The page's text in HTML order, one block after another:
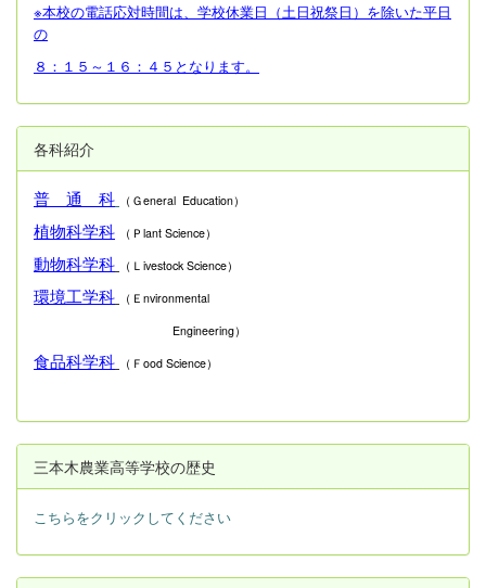
※本校の電話応対時間は、学校休業日（土日祝祭日）を除いた平日
の
８：１５～１６：４５となります。
各科紹介
普 通 科 （Ｇeneral Education）
植物科学科 （Ｐlant Science）
動物科学科 （Ｌivestock Science）
環境工学科
（Ｅnvironmental
Engineering）
食品科学科 （Ｆood Science）
三本木農業高等学校の歴史
こちらをクリックしてください